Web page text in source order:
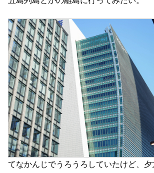
てなかんじでうろうろしていたけど、